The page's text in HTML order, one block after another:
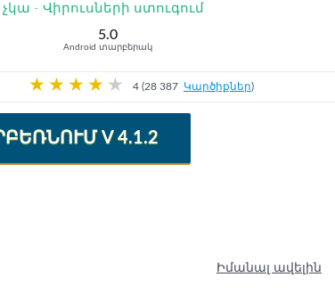
- Վիրուսների ստուգում
5.0
Android տարբերակ
★ ★ ★ ★ ★ 4 (28 387 Կարծիքներ)
V 4.1.2
Իմանալ ավելին